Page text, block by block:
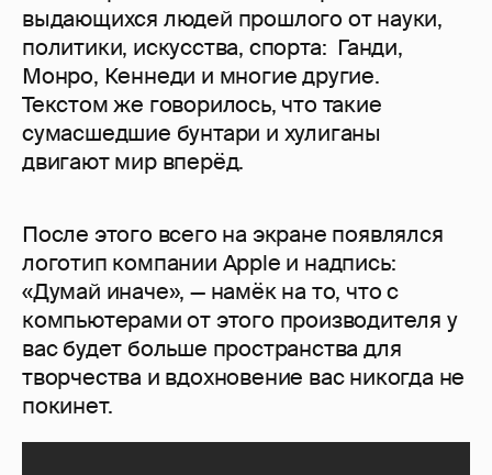
выдающихся людей прошлого от науки,
политики, искусства, спорта: Ганди,
Монро, Кеннеди и многие другие.
Текстом же говорилось, что такие
сумасшедшие бунтари и хулиганы
двигают мир вперёд.
После этого всего на экране появлялся
логотип компании Apple и надпись:
«Думай иначе», — намёк на то, что с
компьютерами от этого производителя у
вас будет больше пространства для
творчества и вдохновение вас никогда не
покинет.